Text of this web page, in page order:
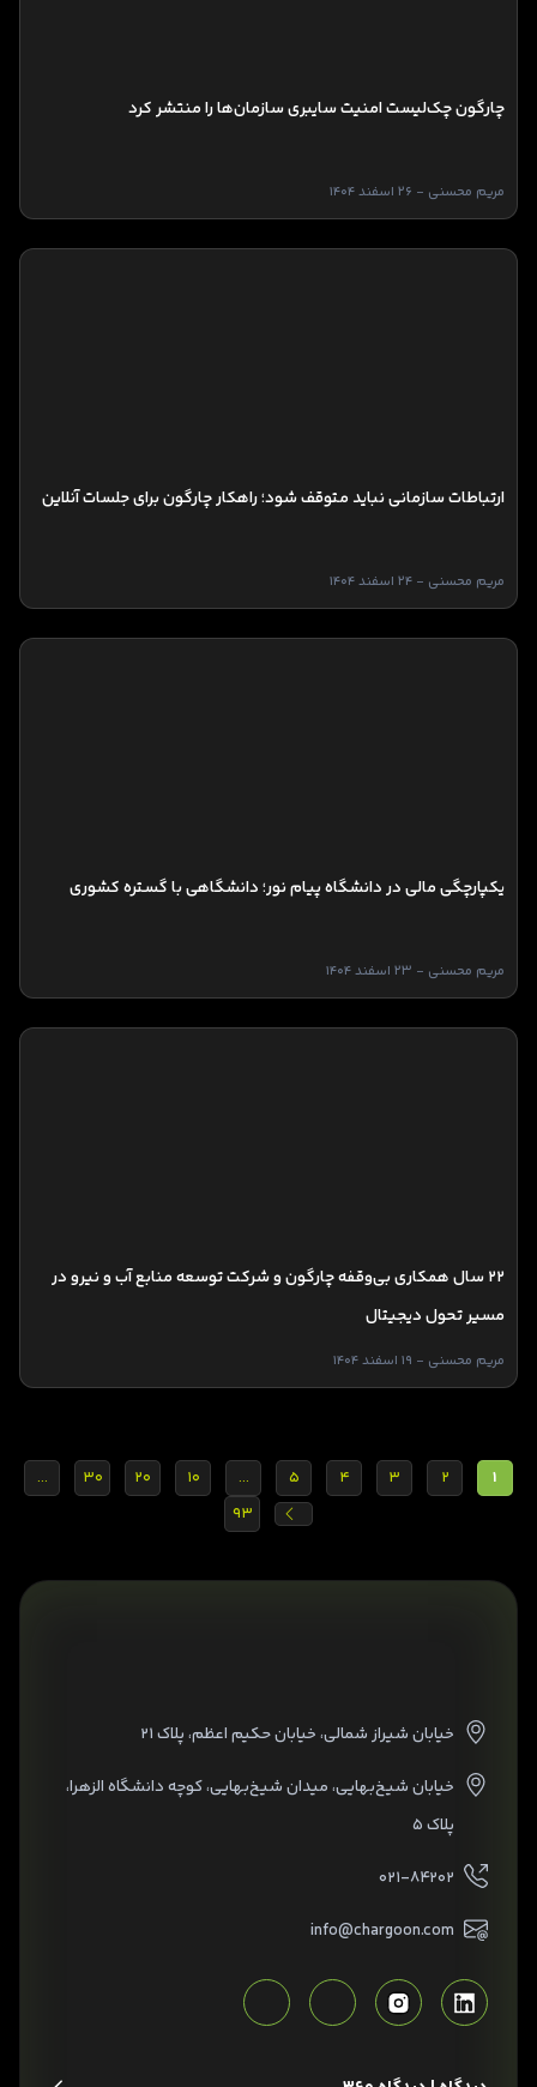
چارگون چک‌لیست امنیت سایبری سازمان‌ها را منتشر کرد
مریم محسنی - 26 اسفند 1404
ارتباطات سازمانی نباید متوقف شود؛ راهکار چارگون برای جلسات آنلاین
مریم محسنی - 24 اسفند 1404
یکپارچگی مالی در دانشگاه پیام نور؛ دانشگاهی با گستره کشوری
مریم محسنی - 23 اسفند 1404
۲۲ سال همکاری بی‌وقفه چارگون و شرکت توسعه منابع آب و نیرو در
مسیر تحول دیجیتال
مریم محسنی - 19 اسفند 1404
1
2
3
4
5
...
10
20
30
...
93
خیابان شیراز شمالی، خیابان حکیم اعظم، پلاک ۲۱
خیابان شیخ‌بهایی، میدان شیخ‌بهایی، کوچه دانشگاه الزهرا،
پلاک ۵
۰۲۱-۸۴۲۰۲
info@chargoon.com